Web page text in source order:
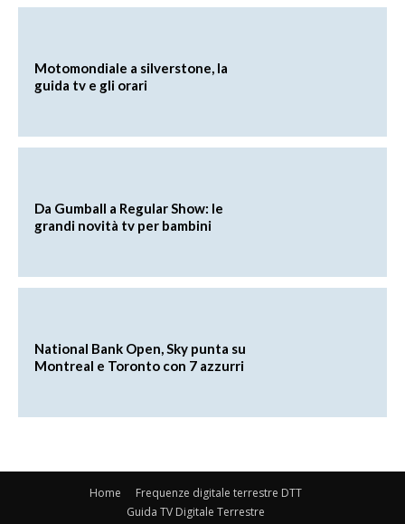
Motomondiale a silverstone, la
guida tv e gli orari
Da Gumball a Regular Show: le
grandi novità tv per bambini
National Bank Open, Sky punta su
Montreal e Toronto con 7 azzurri
Home
Frequenze digitale terrestre DTT
Guida TV Digitale Terrestre